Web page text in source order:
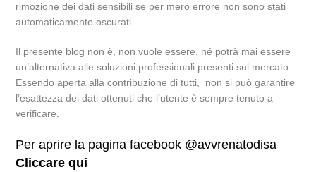
rimozione dei dati sensibili se per mero errore non sono stati
automaticamente oscurati.
Il presente blog non è, non vuole essere, né potrà mai essere
un’alternativa alle soluzioni professionali presenti sul mercato.
Essendo aperta alla contribuzione di tutti, non si può garantire
l’esattezza dei dati ottenuti che l’utente è sempre tenuto a
verificare.
Per aprire la pagina facebook @avvrenatodisa
Cliccare qui